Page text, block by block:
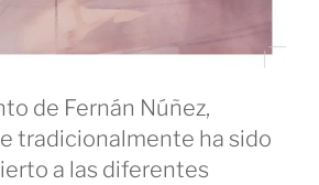
de Fernán Núñez,
tradicionalmente ha sido
a las diferentes